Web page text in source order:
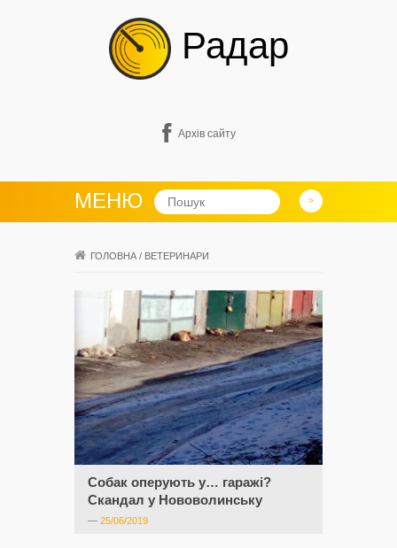
Радар
Архів сайту
МЕНЮ
ГОЛОВНА / ВЕТЕРИНАРИ
Собак оперують у… гаражі?
Скандал у Нововолинську
— 25/06/2019